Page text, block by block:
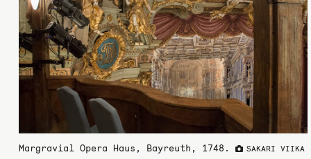
Margravial Opera Haus, Bayreuth, 1748. SAKARI VIIKA